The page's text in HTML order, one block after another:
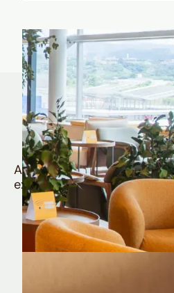
Quem é
muito
Aproveite todos os
exclusivas da sua Conta